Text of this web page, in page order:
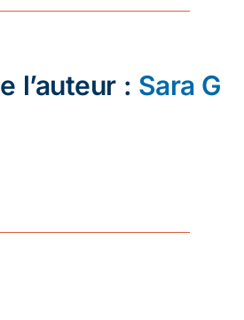
l’auteur : Sara G